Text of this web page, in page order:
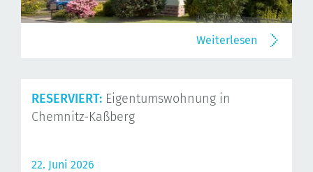
Weiterlesen
RESERVIERT: Eigentumswohnung in
Chemnitz-Kaßberg
22. Juni 2026